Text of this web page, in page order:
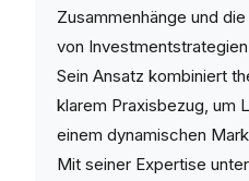
Zusammenhänge und
von
Sein Ansatz kombiniert
klarem Praxisbezug, um
einem dynamischen
Mit seiner Expertise